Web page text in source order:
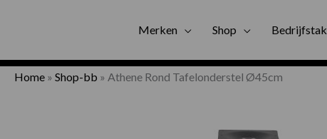
Merken Shop Bedrijfstak
Gratis bezorging
Home » Shop-bb » Athene Rond Tafelonderstel Ø45cm